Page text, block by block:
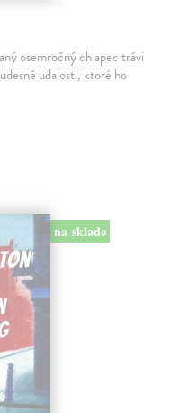
osemročný chlapec trávi
udalosti, ktoré ho
na sklade